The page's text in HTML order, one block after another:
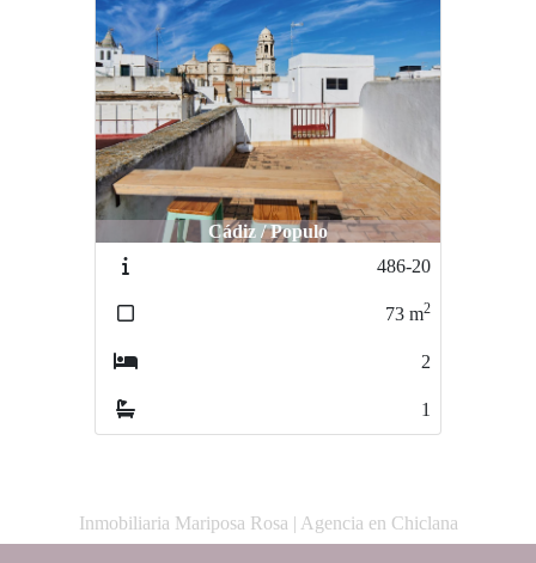
Cádiz / Populo
486-20
73 m2
2
1
Inmobiliaria Mariposa Rosa | Agencia en Chiclana